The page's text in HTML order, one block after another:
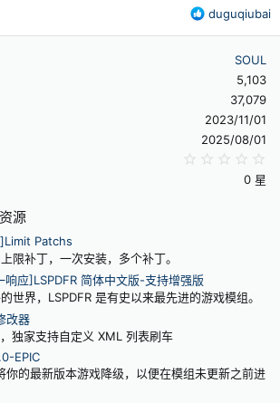
反
duguqiubai
SOUL
5,103
37,079
2023/11/01
2025/08/01
0 星
源
Patchs
限补丁，一次安装，多个补丁。
响应]LSPDFR 简体中文版-支持增强版
世界，LSPDFR 是有史以来最先进的游戏模组。
改器
独家支持自定义 XML 列表刷车
EPIC
你的最新版本游戏降级，以便在模组未更新之前进